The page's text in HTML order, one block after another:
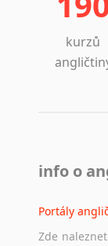
kurzů
info o
Portály
Zde